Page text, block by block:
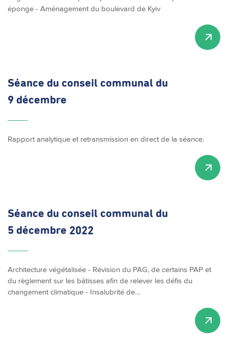
éponge - Aménagement du boulevard de Kyiv
Séance du conseil communal du
9 décembre
Rapport analytique et retransmission en direct de la séance.
Séance du conseil communal du
5 décembre 2022
Architecture végétalisée - Révision du PAG, de certains PAP et
du règlement sur les bâtisses afin de relever les défis du
changement climatique - Insalubrité de…